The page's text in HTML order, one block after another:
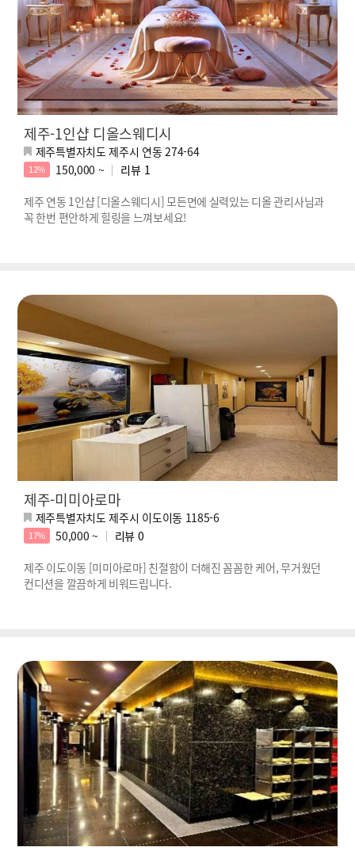
제주-1인샵 디올스웨디시
제주특별자치도 제주시 연동 274-64
12% 150,000 ~ 리뷰 1
제주 연동 1인샵 [디올스웨디시] 모든면에 실력있는 디올 관리사님과
꼭 한번 편안하게 힐링을 느껴보세요!
제주-미미아로마
제주특별자치도 제주시 이도이동 1185-6
17% 50,000 ~ 리뷰 0
제주 이도이동 [미미아로마] 친절함이 더해진 꼼꼼한 케어, 무거웠던
컨디션을 깔끔하게 비워드립니다.